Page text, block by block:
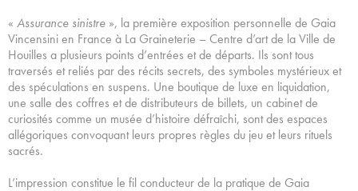
« Assurance sinistre », la première exposition personnelle de Gaia
Vincensini en France à La Graineterie – Centre d’art de la Ville de
Houilles a plusieurs points d’entrées et de départs. Ils sont tous
traversés et reliés par des récits secrets, des symboles mystérieux et
des spéculations en suspens. Une boutique de luxe en liquidation,
une salle des coffres et de distributeurs de billets, un cabinet de
curiosités comme un musée d’histoire défraîchi, sont des espaces
allégoriques convoquant leurs propres règles du jeu et leurs rituels
sacrés.
L’impression constitue le fil conducteur de la pratique de Gaia